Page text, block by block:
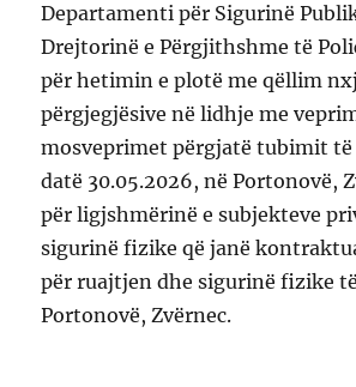
Departamenti për Sigurinë
Drejtorinë e Përgjithshme të
për hetimin e plotë me qëllim
përgjegjësive në lidhje me
mosveprimet përgjatë tubimit
datë 30.05.2026, në Portonovë,
për ligjshmërinë e subjekteve
sigurinë fizike që janë
për ruajtjen dhe sigurinë fizike
Portonovë, Zvërnec.